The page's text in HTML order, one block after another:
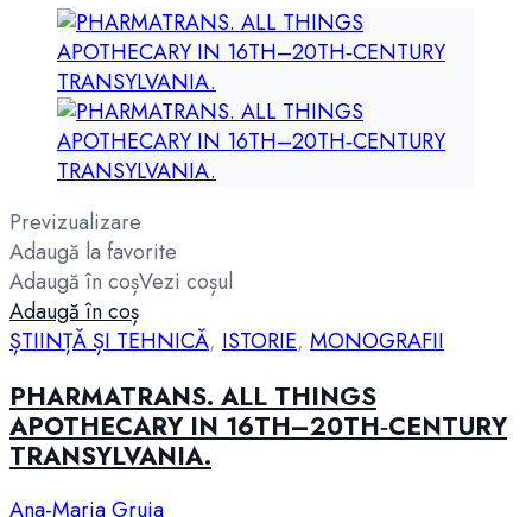
Previzualizare
Adaugă la favorite
Adaugă în coșVezi coșul
Adaugă în coș
ȘTIINȚĂ ȘI TEHNICĂ, ISTORIE, MONOGRAFII
PHARMATRANS. ALL THINGS
APOTHECARY IN 16TH–20TH‑CENTURY
TRANSYLVANIA.
Ana-Maria Gruia